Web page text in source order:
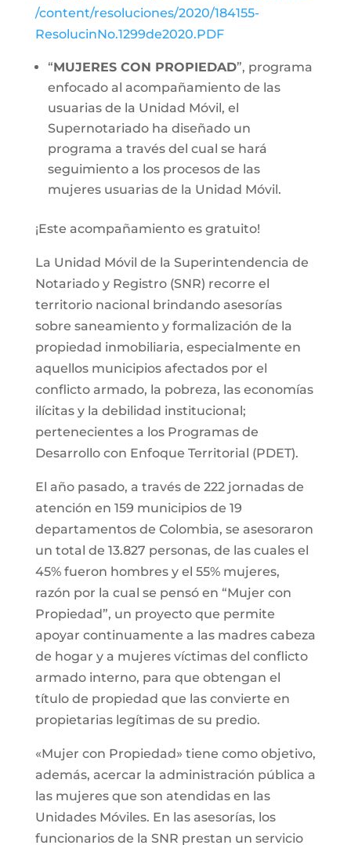
/content/resoluciones/2020/184155-
ResolucinNo.1299de2020.PDF
“MUJERES CON PROPIEDAD”, programa
enfocado al acompañamiento de las
usuarias de la Unidad Móvil, el
Supernotariado ha diseñado un
programa a través del cual se hará
seguimiento a los procesos de las
mujeres usuarias de la Unidad Móvil.
¡Este acompañamiento es gratuito!
La Unidad Móvil de la Superintendencia de
Notariado y Registro (SNR) recorre el
territorio nacional brindando asesorías
sobre saneamiento y formalización de la
propiedad inmobiliaria, especialmente en
aquellos municipios afectados por el
conflicto armado, la pobreza, las economías
ilícitas y la debilidad institucional;
pertenecientes a los Programas de
Desarrollo con Enfoque Territorial (PDET).
El año pasado, a través de 222 jornadas de
atención en 159 municipios de 19
departamentos de Colombia, se asesoraron
un total de 13.827 personas, de las cuales el
45% fueron hombres y el 55% mujeres,
razón por la cual se pensó en “Mujer con
Propiedad”, un proyecto que permite
apoyar continuamente a las madres cabeza
de hogar y a mujeres víctimas del conflicto
armado interno, para que obtengan el
título de propiedad que las convierte en
propietarias legítimas de su predio.
«Mujer con Propiedad» tiene como objetivo,
además, acercar la administración pública a
las mujeres que son atendidas en las
Unidades Móviles. En las asesorías, los
funcionarios de la SNR prestan un servicio